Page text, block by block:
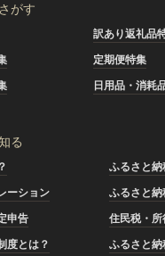
がす
訳あり返礼品
定期便特集
日用品・消耗
る
ふるさと納
ーション
ふるさと
申告
住民税・
度とは？
ふるさと